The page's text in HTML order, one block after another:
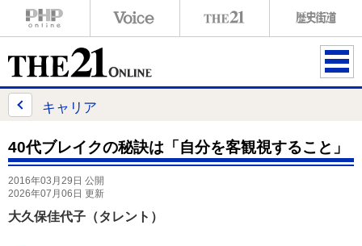
ME
キャリア
40代ブレイクの秘訣は「自分を客観視すること」
2016年03月29日 公開
2026年07月06日 更新
大久保佳代子（タレント）